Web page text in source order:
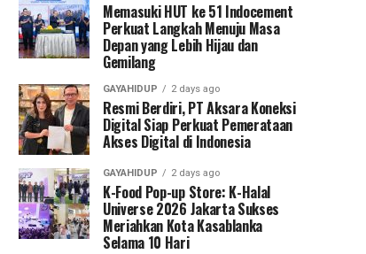
Memasuki HUT ke 51 Indocement
Perkuat Langkah Menuju Masa
Depan yang Lebih Hijau dan
Gemilang
GAYAHIDUP 2 days ago
Resmi Berdiri, PT Aksara Koneksi
Digital Siap Perkuat Pemerataan
Akses Digital di Indonesia
GAYAHIDUP 2 days ago
K-Food Pop-up Store: K-Halal
Universe 2026 Jakarta Sukses
Meriahkan Kota Kasablanka
Selama 10 Hari